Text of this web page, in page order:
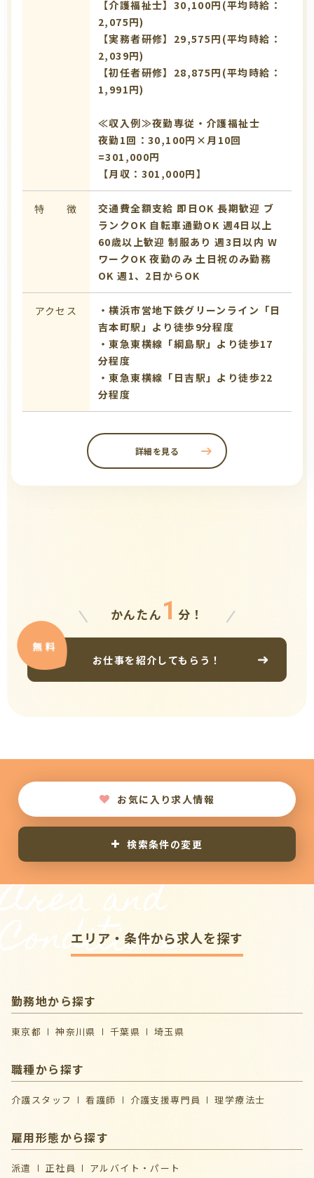
【介護福祉士】30,100円(平均時給：
2,075円)
【実務者研修】29,575円(平均時給：
2,039円)
【初任者研修】28,875円(平均時給：
1,991円)
≪収入例≫夜勤専従・介護福祉士
夜勤1回：30,100円×月10回
=301,000円
【月収：301,000円】
特 徴 交通費全額支給 即日OK 長期歓迎 ブ
ランクOK 自転車通勤OK 週4日以上
60歳以上歓迎 制服あり 週3日以内 W
ワークOK 夜勤のみ 土日祝のみ勤務
OK 週1、2日からOK
アクセス
・横浜市営地下鉄グリーンライン「日
吉本町駅」より徒歩9分程度
・東急東横線「綱島駅」より徒歩17
分程度
・東急東横線「日吉駅」より徒歩22
分程度
詳細を見る
かんたん 1 分！
お仕事を紹介してもらう！
お気に入り求人情報
検索条件の変更
Area and
Conditions
エリア・条件から求人を探す
勤務地から探す
東京都 神奈川県 千葉県 埼玉県
職種から探す
介護スタッフ 看護師 介護支援専門員 理学療法士
雇用形態から探す
派遣 正社員 アルバイト・パート